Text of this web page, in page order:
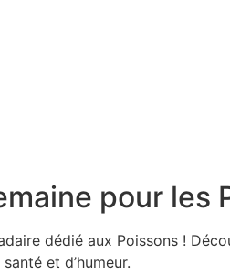
pour les
dédié aux Poissons !
et d’humeur.